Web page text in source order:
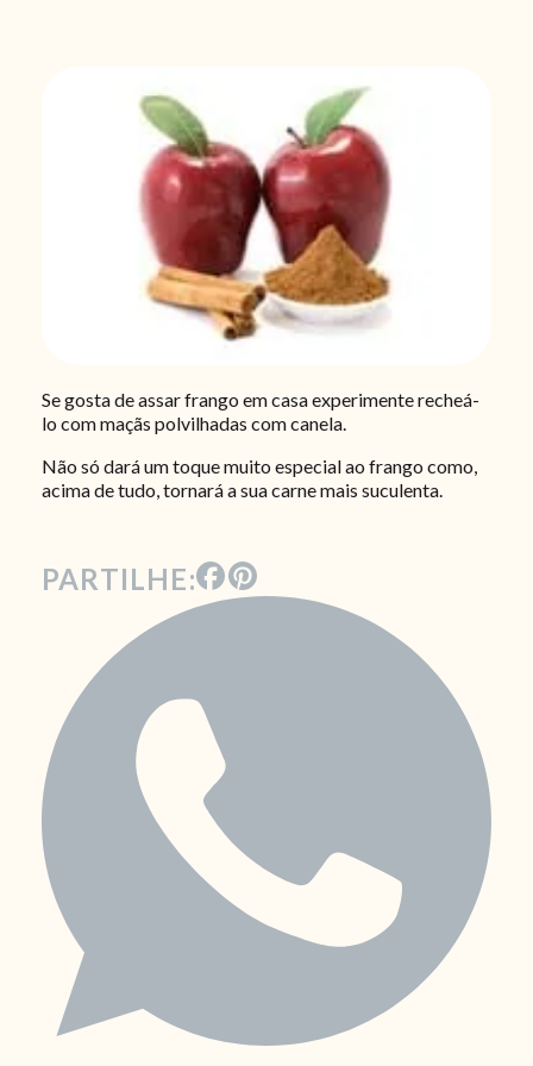
Se gosta de assar frango em casa experimente recheá-
lo com maçãs polvilhadas com canela.
Não só dará um toque muito especial ao frango como,
acima de tudo, tornará a sua carne mais suculenta.
PARTILHE: